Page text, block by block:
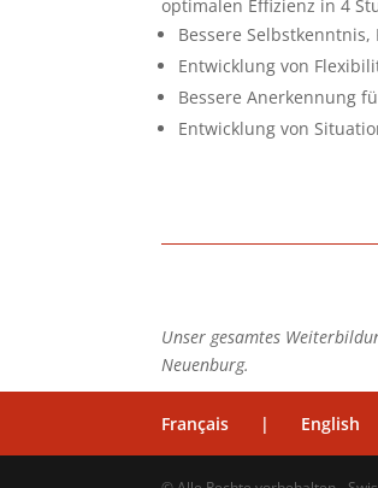
optimalen Effizienz in 4
Bessere
Entwicklung von
Bessere Anerkennung
Entwicklung von
Unser gesamtes
Neuenburg.
Français | English